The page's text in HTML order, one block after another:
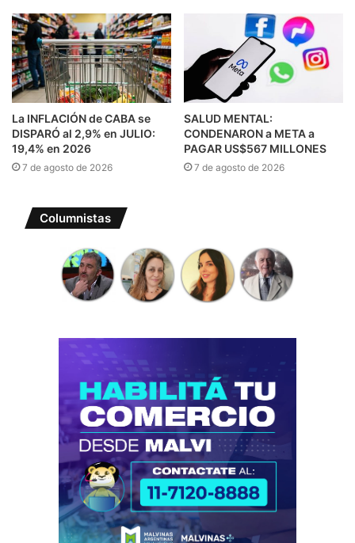
La INFLACIÓN de CABA se
DISPARÓ al 2,9% en JULIO:
19,4% en 2026
7 de agosto de 2026
SALUD MENTAL:
CONDENARON a META a
PAGAR US$567 MILLONES
7 de agosto de 2026
Columnistas